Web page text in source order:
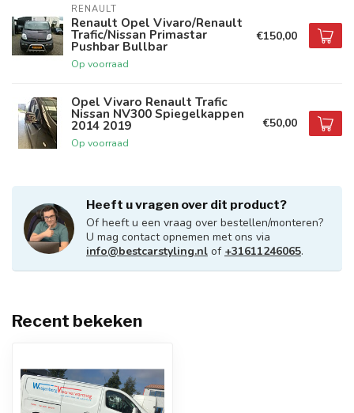
RENAULT
Renault Opel Vivaro/Renault
Trafic/Nissan Primastar
Pushbar Bullbar
Op voorraad
€150,00
Opel Vivaro Renault Trafic
Nissan NV300 Spiegelkappen
2014 2019
Op voorraad
€50,00
Heeft u vragen over dit product?
Of heeft u een vraag over bestellen/monteren?
U mag contact opnemen met ons via
info@bestcarstyling.nl of +31611246065.
Recent bekeken